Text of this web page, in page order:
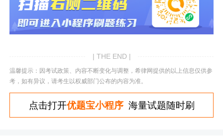
| THE END |
温馨提示：因考试政策、内容不断变化与调整，希律网提供的以上信息仅供参
考，如有异议，请考生以权威部门公布的内容为准。
点击打开优题宝小程序海量试题随时刷